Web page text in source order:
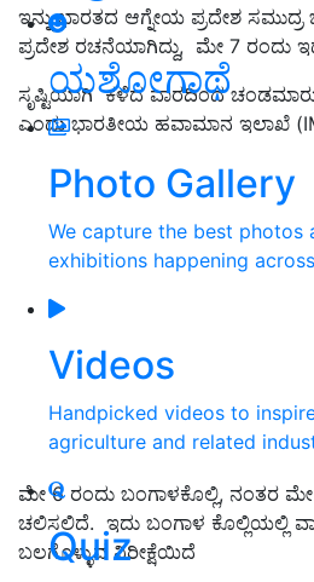
ಯಶೋಗಾಥೆ
Photo Gallery
We capture the best photos
exhibitions happening
Videos
Handpicked videos to
agriculture and related
Quiz
ಇನ್ನು ಭಾರತದ ಆಗ್ನೇಯ ಪ್ರದೇಶ
ಪ್ರದೇಶ ರಚನೆಯಾಗಿದ್ದು, ಮೇ 7 ರಂದು
ಸೃಷ್ಟಿಯಾಗಿ ಕಳೆದ ವಾರದಿಂದ
ಎಂದು ಭಾರತೀಯ ಹವಾಮಾನ ಇಲಾಖೆ
ಮೇ 6 ರಂದು ಬಂಗಾಳಕೊಲ್ಲಿ, ನಂತರ ಮೇ
ಚಲಿಸಲಿದೆ. ಇದು ಬಂಗಾಳ ಕೊಲ್ಲಿಯಲ್ಲಿ
ಬಲಗೊಳ್ಳುವ ನಿರೀಕ್ಷೆಯಿದೆ